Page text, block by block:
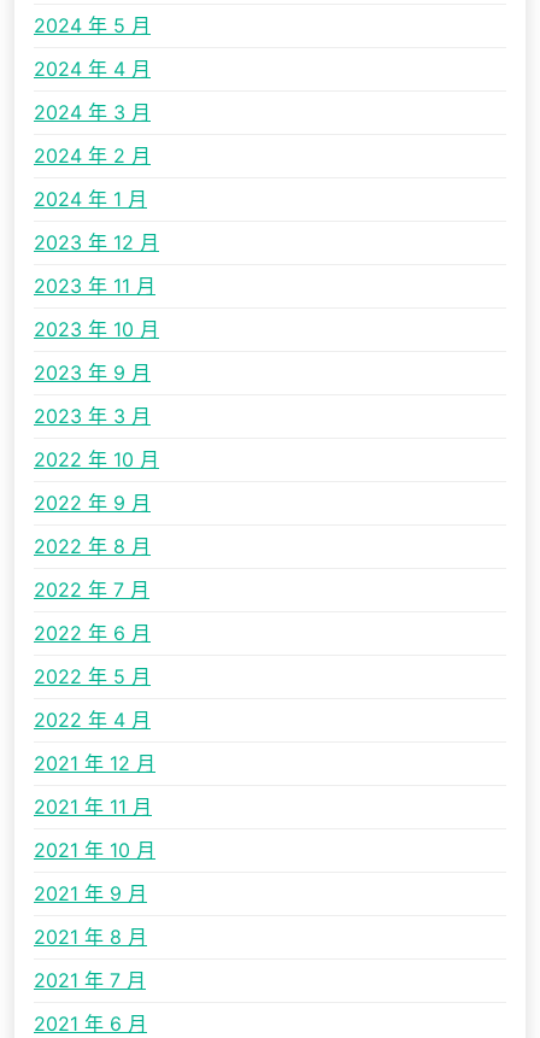
2024 年 5 月
2024 年 4 月
2024 年 3 月
2024 年 2 月
2024 年 1 月
2023 年 12 月
2023 年 11 月
2023 年 10 月
2023 年 9 月
2023 年 3 月
2022 年 10 月
2022 年 9 月
2022 年 8 月
2022 年 7 月
2022 年 6 月
2022 年 5 月
2022 年 4 月
2021 年 12 月
2021 年 11 月
2021 年 10 月
2021 年 9 月
2021 年 8 月
2021 年 7 月
2021 年 6 月